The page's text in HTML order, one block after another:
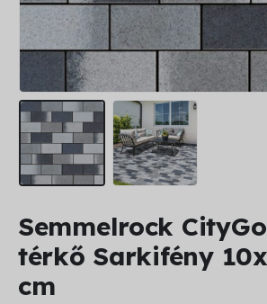
Semmelrock CityGo
térkő Sarkifény
cm